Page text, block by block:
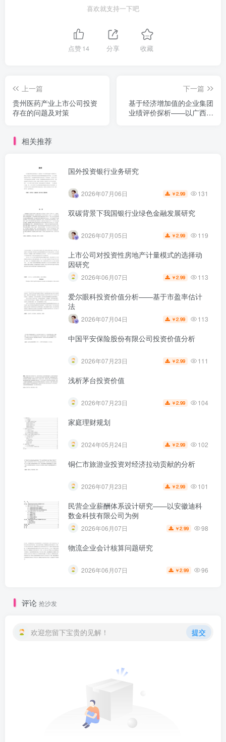
喜欢就支持一下吧
点赞14 分享 收藏
上一篇
贵州医药产业上市公司投资
存在的问题及对策
下一篇
基于经济增加值的企业集团
业绩评价探析——以广西投
相关推荐
国外投资银行业务研究
2026年07月06日 ￥2.99 131
双碳背景下我国银行业绿色金融发展研究
2026年07月05日 ￥2.99 119
上市公司对投资性房地产计量模式的选择动
因研究
2026年06月07日 ￥2.99 113
爱尔眼科投资价值分析——基于市盈率估计
法
2026年07月04日 ￥2.99 113
中国平安保险股份有限公司投资价值分析
2026年07月23日 ￥2.99 111
浅析茅台投资价值
2026年07月23日 ￥2.99 104
家庭理财规划
2024年05月24日 ￥2.99 102
铜仁市旅游业投资对经济拉动贡献的分析
2026年07月23日 ￥2.99 101
民营企业薪酬体系设计研究——以安徽迪科
数金科技有限公司为例
2026年06月07日 ￥2.99 98
物流企业会计核算问题研究
2026年06月07日 ￥2.99 96
评论 抢沙发
欢迎您留下宝贵的见解！ 提交